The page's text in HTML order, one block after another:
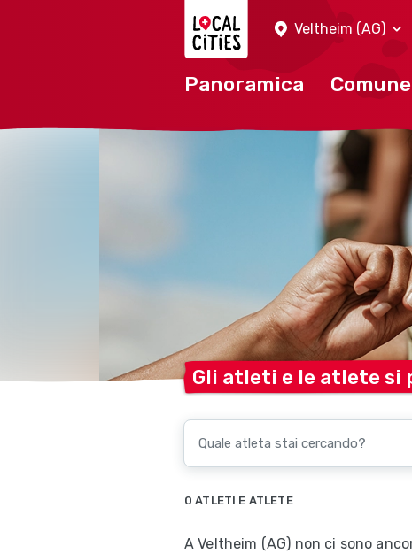
Veltheim (AG)
Panoramica Comune
Gli atleti e le atlete si
0 ATLETI E ATLETE
A Veltheim (AG) non ci sono